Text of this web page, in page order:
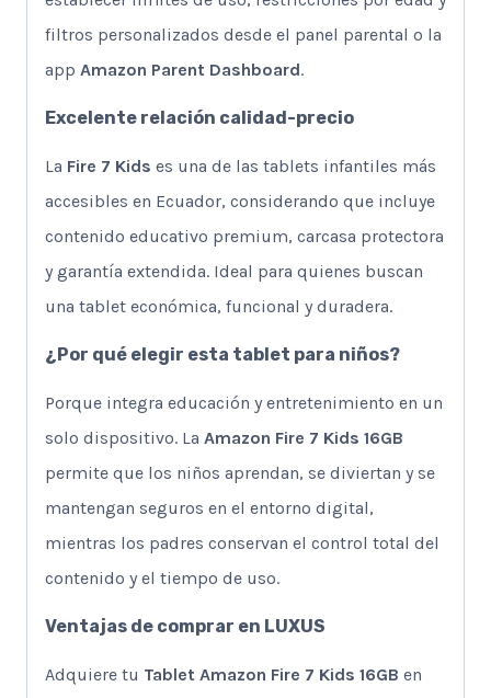
filtros personalizados desde el panel parental o la
app Amazon Parent Dashboard.
Excelente relación calidad-precio
La Fire 7 Kids es una de las tablets infantiles más
accesibles en Ecuador, considerando que incluye
contenido educativo premium, carcasa protectora
y garantía extendida. Ideal para quienes buscan
una tablet económica, funcional y duradera.
¿Por qué elegir esta tablet para niños?
Porque integra educación y entretenimiento en un
solo dispositivo. La Amazon Fire 7 Kids 16GB
permite que los niños aprendan, se diviertan y se
mantengan seguros en el entorno digital,
mientras los padres conservan el control total del
contenido y el tiempo de uso.
Ventajas de comprar en LUXUS
Adquiere tu Tablet Amazon Fire 7 Kids 16GB en